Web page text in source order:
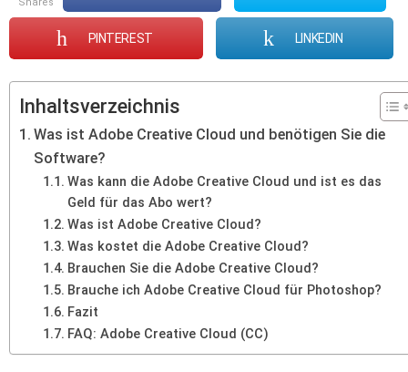
PINTEREST LINKEDIN
Inhaltsverzeichnis
Was ist Adobe Creative Cloud und benötigen Sie die
Software?
Was kann die Adobe Creative Cloud und ist es das
Geld für das Abo wert?
Was ist Adobe Creative Cloud?
Was kostet die Adobe Creative Cloud?
Brauchen Sie die Adobe Creative Cloud?
Brauche ich Adobe Creative Cloud für Photoshop?
Fazit
FAQ: Adobe Creative Cloud (CC)